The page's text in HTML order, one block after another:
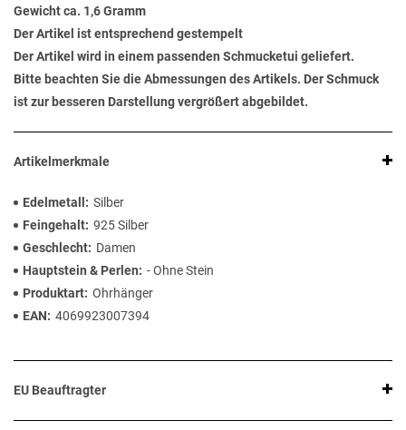
Gewicht ca. 1,6 Gramm
Der Artikel ist entsprechend gestempelt
Der Artikel wird in einem passenden Schmucketui geliefert.
Bitte beachten Sie die Abmessungen des Artikels. Der Schmuck
ist zur besseren Darstellung vergrößert abgebildet.
Artikelmerkmale
Edelmetall
Silber
Feingehalt 925 Silber
Geschlecht
Damen
Hauptstein & Perlen
- Ohne Stein
Produktart Ohrhänger
EAN
4069923007394
EU Beauftragter